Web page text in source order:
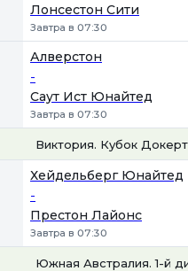
Лонсестон Сити
Завтра в 07:30
Алверстон
-
Саут Ист Юнайтед
Завтра в 07:30
Виктория. Кубок
Хейдельберг Юнайтед
-
Престон Лайонс
Завтра в 07:30
Южная Австралия. 1-й